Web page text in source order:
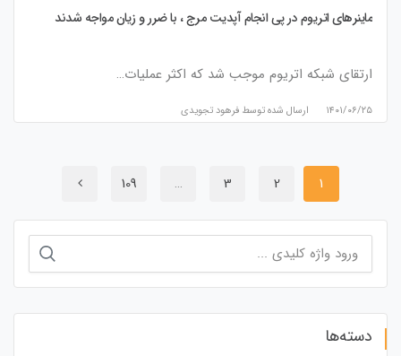
ماینرهای اتریوم در پی انجام آپدیت مرج ، با ضرر و زیان مواجه شدند
ارتقای شبکه اتریوم موجب شد که اکثر عملیات…
۱۴۰۱/۰۶/۲۵ ارسال شده توسط فرهود تجویدی
1
2
3
…
109
برای:
دسته‌ها